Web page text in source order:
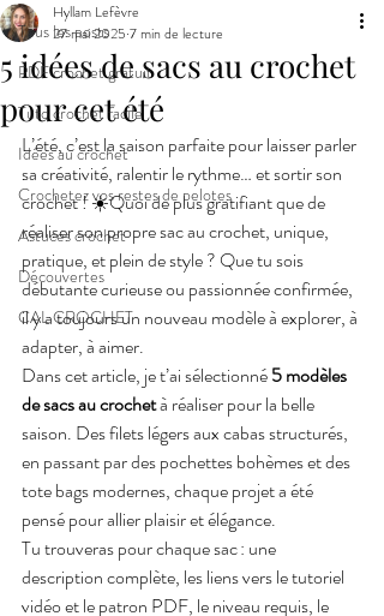
Tous les posts
PDF crochet gratuit
Tuto crochet facile
Idées au crochet
Crochetez vos restes de pelotes
Astuces crochet
Découvertes
CAL CROCHET
5 idées de sacs au crochet
pour cet été
Hyllam Lefèvre
27 mai 2025 7 min de lecture
L’été, c’est la saison parfaite pour laisser parler
sa créativité, ralentir le rythme… et sortir son
crochet ! ☀️Quoi de plus gratifiant que de
réaliser son propre sac au crochet, unique,
pratique, et plein de style ? Que tu sois
débutante curieuse ou passionnée confirmée,
il y a toujours un nouveau modèle à explorer, à
adapter, à aimer.
Dans cet article, je t’ai sélectionné 5 modèles
de sacs au crochet à réaliser pour la belle
saison. Des filets légers aux cabas structurés,
en passant par des pochettes bohèmes et des
tote bags modernes, chaque projet a été
pensé pour allier plaisir et élégance.
Tu trouveras pour chaque sac : une
description complète, les liens vers le tutoriel
vidéo et le patron PDF, le niveau requis, le